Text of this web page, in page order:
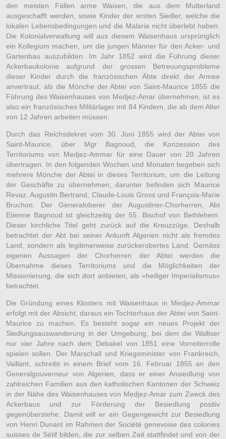
den meisten Fällen arme Waisen, die aus dem Mutterland
ausgeschafft werden, sowie Kinder der ersten Siedler, welche die
lokalen Lebensbedingungen und die Malaria nicht überlebt haben.
Die Kolonialverwaltung will aus diesem Waisenhaus ursprünglich
ein Kollegium machen, um die jungen Männer für den Acker- und
Gartenbau auszubilden. Im Jahr 1852 wird die Führung dieser
Ackerbaukolonie aufgrund der grossen Betreuungsprobleme
dieser Kinder durch die französischen Äbte direkt der Armee
anvertraut; als die Mönche der Abtei von Saint-Maurice 1855 die
Führung des Waisenhauses von Medjez-Amar übernehmen, ist es
also ein französisches Militärlager mit 84 Kindern, die ab dem Alter
von 12 Jahren arbeiten müssen.
Durch das Reichsdekret vom 30. Juni 1855 wird der Abtei von
Saint-Maurice, über Mgr Bagnoud, die Konzession des
Territoriums von Medjez-Ammar für eine Dauer von 20 Jahren
übertragen. In den folgenden Wochen und Monaten begeben sich
mehrere Mönche der Abtei in dieses Territorium, um die Leitung
der Geschäfte zu übernehmen; darunter befinden sich Maurice
Revaz, Augustin Bertrand, Claude-Louis Gross und François-Marie
Bruchon. Der Generaloberer der Augustiner-Chorherren, Abt
Etienne Bagnoud ist gleichzeitig der 55. Bischof von Bethlehem.
Dieser kirchliche Titel geht zurück auf die Kreuzzüge. Deshalb
betrachtet der Abt bei seiner Ankunft Algerien nicht als fremdes
Land, sondern als legitimerweise zurückerobertes Land. Gemäss
eigenen Aussagen der Chorherren der Abtei werden die
Übernahme dieses Territoriums und die Möglichkeiten der
Missionierung, die sich dort anbieten, als «heiliger Imperialismus»
betrachtet.
Die Gründung eines Klosters mit Waisenhaus in Medjez-Ammar
erfolgt mit der Absicht, daraus ein Tochterhaus der Abtei von Saint-
Maurice zu machen. Es besteht sogar ein neues Projekt der
Siedlungsauswanderung in der Umgebung, bei dem die Walliser
nur vier Jahre nach dem Debakel von 1851 eine Vorreiterrolle
spielen sollen. Der Marschall und Kriegsminister von Frankreich,
Vaillant, schreibt in einem Brief vom 16. Februar 1855 an den
Generalgouverneur von Algerien, dass er einer Ansiedlung von
zahlreichen Familien aus den katholischen Kantonen der Schweiz
in der Nähe des Waisenhauses von Medjez-Amar zum Zweck des
Ackerbaus und zur Förderung der Besiedlung positiv
gegenüberstehe. Damit will er ein Gegengewicht zur Besiedlung
von Henri Dunant im Rahmen der Société genevoise des colonies
suisses de Sétif bilden, die zur selben Zeit stattfindet und von der